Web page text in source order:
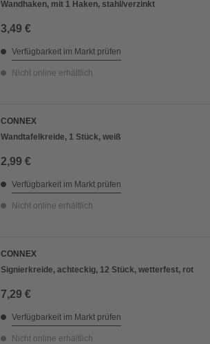
Wandhaken, mit 1 Haken, stahl/verzinkt
3,49 €
Verfügbarkeit im Markt prüfen
Nicht online erhältlich
CONNEX
Wandtafelkreide, 1 Stück, weiß
2,99 €
Verfügbarkeit im Markt prüfen
Nicht online erhältlich
CONNEX
Signierkreide, achteckig, 12 Stück, wetterfest, rot
7,29 €
Verfügbarkeit im Markt prüfen
Nicht online erhältlich